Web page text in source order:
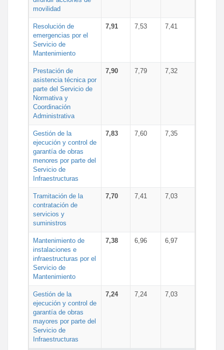
movilidad
Resolución de
emergencias por el
Servicio de
Mantenimiento
7,91 7,53 7,41
Prestación de
asistencia técnica por
parte del Servicio de
Normativa y
Coordinación
Administrativa
7,90 7,79 7,32
Gestión de la
ejecución y control de
garantía de obras
menores por parte del
Servicio de
Infraestructuras
7,83 7,60 7,35
Tramitación de la
contratación de
servicios y
suministros
7,70 7,41 7,03
Mantenimiento de
instalaciones e
infraestructuras por el
Servicio de
Mantenimiento
7,38 6,96 6,97
Gestión de la
ejecución y control de
garantía de obras
mayores por parte del
Servicio de
Infraestructuras
7,24 7,24 7,03